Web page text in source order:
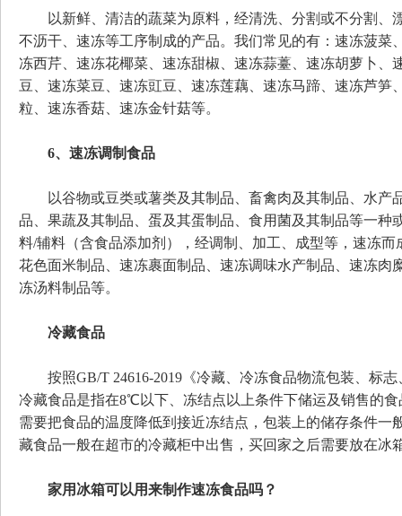
以新鲜、清洁的蔬菜为原料，经清洗、分割或不分割、
不沥干、速冻等工序制成的产品。我们常见的有：速冻菠菜
冻西芹、速冻花椰菜、速冻甜椒、速冻蒜薹、速冻胡萝卜、
豆、速冻菜豆、速冻豇豆、速冻莲藕、速冻马蹄、速冻芦笋
粒、速冻香菇、速冻金针菇等。
6、速冻调制食品
以谷物或豆类或薯类及其制品、畜禽肉及其制品、水产
品、果蔬及其制品、蛋及其蛋制品、食用菌及其制品等一种
料/辅料（含食品添加剂），经调制、加工、成型等，速冻
花色面米制品、速冻裹面制品、速冻调味水产制品、速冻肉
冻汤料制品等。
冷藏食品
按照GB/T 24616-2019《冷藏、冷冻食品物流包装、标志
冷藏食品是指在8℃以下、冻结点以上条件下储运及销售的
需要把食品的温度降低到接近冻结点，包装上的储存条件一
藏食品一般在超市的冷藏柜中出售，买回家之后需要放在冰
家用冰箱可以用来制作速冻食品吗？